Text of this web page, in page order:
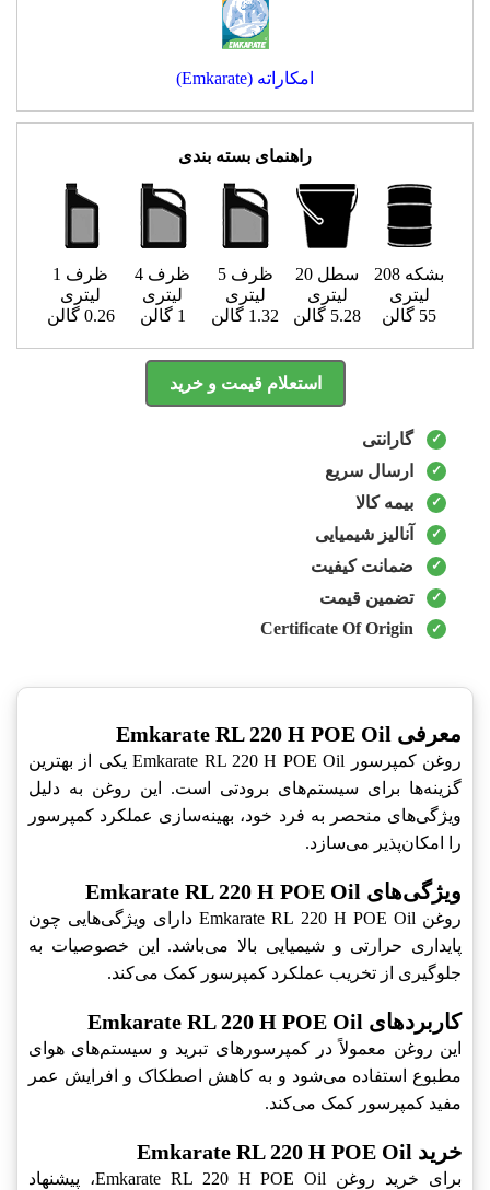
امکاراته (Emkarate)
راهنمای بسته بندی
بشکه 208
لیتری
55 گالن
سطل 20
لیتری
5.28 گالن
ظرف 5
لیتری
1.32 گالن
ظرف 4
لیتری
1 گالن
ظرف 1
لیتری
0.26 گالن
استعلام قیمت و خرید
گارانتی
ارسال سریع
بیمه کالا
آنالیز شیمیایی
ضمانت کیفیت
تضمین قیمت
Certificate Of Origin
معرفی Emkarate RL 220 H POE Oil
روغن کمپرسور Emkarate RL 220 H POE Oil یکی از بهترین
گزینه‌ها برای سیستم‌های برودتی است. این روغن به دلیل
ویژگی‌های منحصر به فرد خود، بهینه‌سازی عملکرد کمپرسور
را امکان‌پذیر می‌سازد.
ویژگی‌های Emkarate RL 220 H POE Oil
روغن Emkarate RL 220 H POE Oil دارای ویژگی‌هایی چون
پایداری حرارتی و شیمیایی بالا می‌باشد. این خصوصیات به
جلوگیری از تخریب عملکرد کمپرسور کمک می‌کند.
کاربردهای Emkarate RL 220 H POE Oil
این روغن معمولاً در کمپرسورهای تبرید و سیستم‌های هوای
مطبوع استفاده می‌شود و به کاهش اصطکاک و افرایش عمر
مفید کمپرسور کمک می‌کند.
خرید Emkarate RL 220 H POE Oil
برای خرید روغن Emkarate RL 220 H POE Oil، پیشنهاد